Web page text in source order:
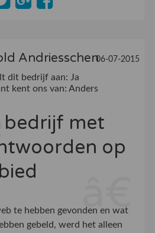
Andriesschen06-07-2015
dit bedrijf aan: Ja
kent ons van: Anders
bedrijf met
op
te hebben gevonden en wat
gebeld, werd het alleen